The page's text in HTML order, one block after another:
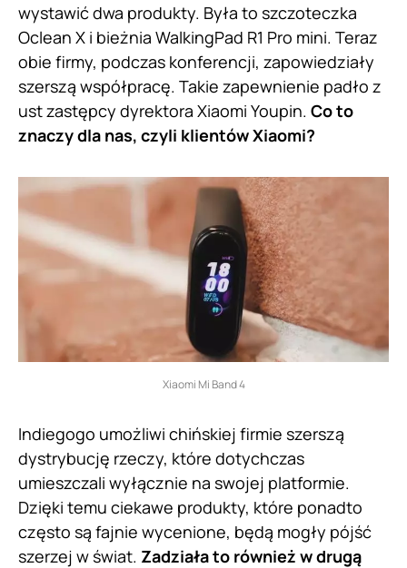
wystawić dwa produkty. Była to szczoteczka
Oclean X i bieżnia WalkingPad R1 Pro mini. Teraz
obie firmy, podczas konferencji, zapowiedziały
szerszą współpracę. Takie zapewnienie padło z
ust zastępcy dyrektora Xiaomi Youpin. Co to
znaczy dla nas, czyli klientów Xiaomi?
Xiaomi Mi Band 4
Indiegogo umożliwi chińskiej firmie szerszą
dystrybucję rzeczy, które dotychczas
umieszczali wyłącznie na swojej platformie.
Dzięki temu ciekawe produkty, które ponadto
często są fajnie wycenione, będą mogły pójść
szerzej w świat. Zadziała to również w drugą